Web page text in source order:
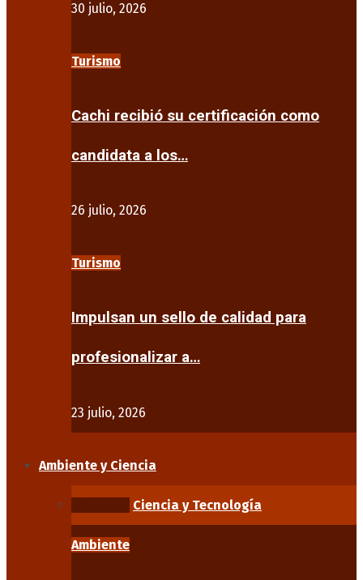
30 julio, 2026
Turismo
Cachi recibió su certificación como
candidata a los…
26 julio, 2026
Turismo
Impulsan un sello de calidad para
profesionalizar a…
23 julio, 2026
Ambiente y Ciencia
Ciencia y Tecnología
Ambiente